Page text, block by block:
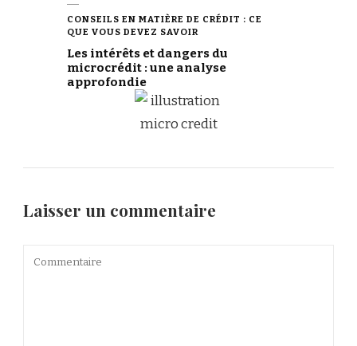
CONSEILS EN MATIÈRE DE CRÉDIT : CE
QUE VOUS DEVEZ SAVOIR
Les intérêts et dangers du
microcrédit : une analyse
approfondie
Laisser un commentaire